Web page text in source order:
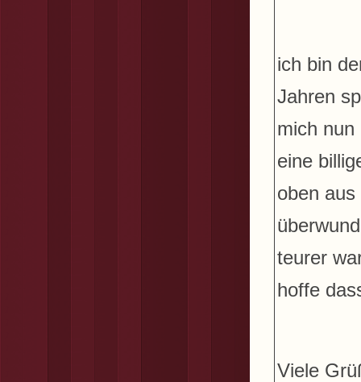
ich bin
Jahren
mich
eine
oben
teurer
hoffe
Viele